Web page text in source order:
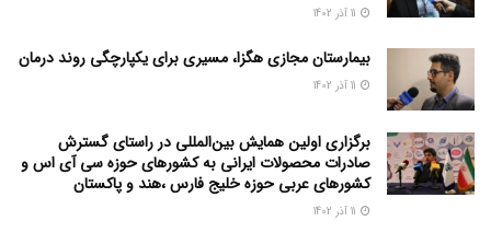
بیمارستان مجازی هگزا، مسیری برای یکپارچگی روند درمان
برگزاری اولین همایش بین‌المللی در راستای گسترش
صادرات محصولات ایرانی به کشورهای حوزه سی آی اس و
کشورهای عربی حوزه خلیج فارس ،هند و پاکستان